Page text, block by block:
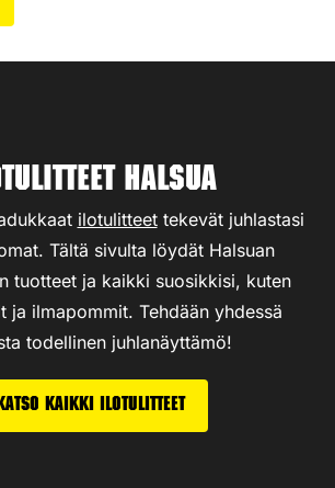
Halsua
ilotulitteettekevät juhlastasi
Tältä sivulta löydät Halsuan
tuotteet ja kaikki suosikkisi, kuten
ja ilmapommit. Tehdään yhdessä
todellinen juhlanäyttämö!
kaikki ilotulitteet